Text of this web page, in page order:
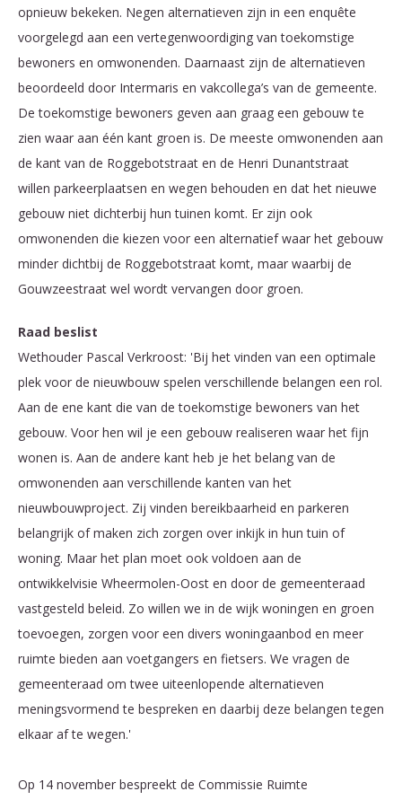
opnieuw bekeken. Negen alternatieven zijn in een enquête
voorgelegd aan een vertegenwoordiging van toekomstige
bewoners en omwonenden. Daarnaast zijn de alternatieven
beoordeeld door Intermaris en vakcollega’s van de gemeente.
De toekomstige bewoners geven aan graag een gebouw te
zien waar aan één kant groen is. De meeste omwonenden aan
de kant van de Roggebotstraat en de Henri Dunantstraat
willen parkeerplaatsen en wegen behouden en dat het nieuwe
gebouw niet dichterbij hun tuinen komt. Er zijn ook
omwonenden die kiezen voor een alternatief waar het gebouw
minder dichtbij de Roggebotstraat komt, maar waarbij de
Gouwzeestraat wel wordt vervangen door groen.
Raad beslist
Wethouder Pascal Verkroost: 'Bij het vinden van een optimale
plek voor de nieuwbouw spelen verschillende belangen een rol.
Aan de ene kant die van de toekomstige bewoners van het
gebouw. Voor hen wil je een gebouw realiseren waar het fijn
wonen is. Aan de andere kant heb je het belang van de
omwonenden aan verschillende kanten van het
nieuwbouwproject. Zij vinden bereikbaarheid en parkeren
belangrijk of maken zich zorgen over inkijk in hun tuin of
woning. Maar het plan moet ook voldoen aan de
ontwikkelvisie Wheermolen-Oost en door de gemeenteraad
vastgesteld beleid. Zo willen we in de wijk woningen en groen
toevoegen, zorgen voor een divers woningaanbod en meer
ruimte bieden aan voetgangers en fietsers. We vragen de
gemeenteraad om twee uiteenlopende alternatieven
meningsvormend te bespreken en daarbij deze belangen tegen
elkaar af te wegen.'
Op 14 november bespreekt de Commissie Ruimte